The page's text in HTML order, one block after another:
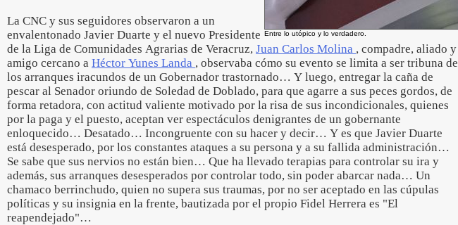
Entre lo utópico y lo verdadero.
La CNC y sus seguidores observaron a un
envalentonado Javier Duarte y el nuevo Presidente
de la Liga de Comunidades Agrarias de Veracruz, Juan Carlos Molina , compadre, aliado y
amigo cercano a Héctor Yunes Landa , observaba cómo su evento se limita a ser tribuna de
los arranques iracundos de un Gobernador trastornado… Y luego, entregar la caña de
pescar al Senador oriundo de Soledad de Doblado, para que agarre a sus peces gordos, de
forma retadora, con actitud valiente motivado por la risa de sus incondicionales, quienes
por la paga y el puesto, aceptan ver espectáculos denigrantes de un gobernante
enloquecido… Desatado… Incongruente con su hacer y decir… Y es que Javier Duarte
está desesperado, por los constantes ataques a su persona y a su fallida administración…
Se sabe que sus nervios no están bien… Que ha llevado terapias para controlar su ira y
además, sus arranques desesperados por controlar todo, sin poder abarcar nada… Un
chamaco berrinchudo, quien no supera sus traumas, por no ser aceptado en las cúpulas
políticas y su insignia en la frente, bautizada por el propio Fidel Herrera es "El
reapendejado"…